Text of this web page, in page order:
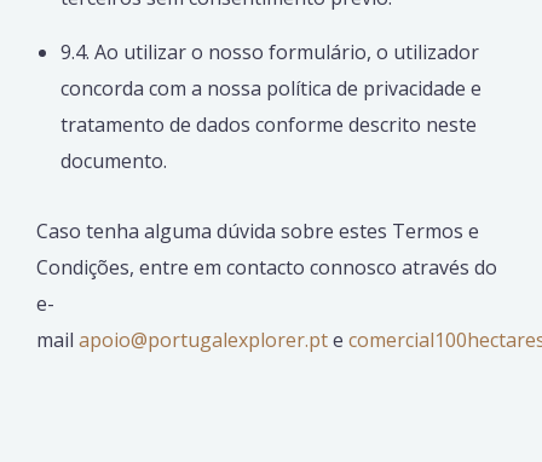
9.4. Ao utilizar o nosso formulário, o utilizador
concorda com a nossa política de privacidade e
tratamento de dados conforme descrito neste
documento.
Caso tenha alguma dúvida sobre estes Termos e
Condições, entre em contacto connosco através do
e-
mail apoio@portugalexplorer.pte